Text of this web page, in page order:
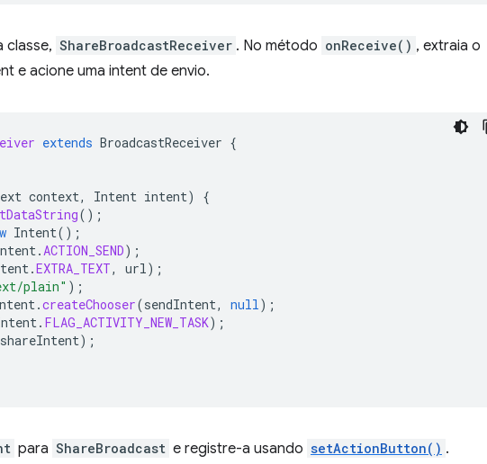
classe, ShareBroadcastReceiver . No método onReceive() , extraia o
e acione uma intent de envio.
extends BroadcastReceiver {
context, Intent intent)
{
();
Intent();
.ACTION_SEND);
.EXTRA_TEXT, url);
plain" );
.createChooser(sendIntent, null);
. FLAG_ACTIVITY_NEW_TASK);
shareIntent);
para ShareBroadcast e registre-a usando setActionButton() .